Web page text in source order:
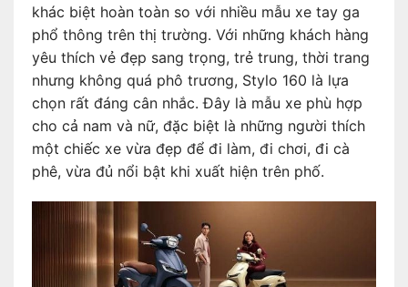
khác biệt hoàn toàn so với nhiều mẫu xe tay ga
phổ thông trên thị trường. Với những khách hàng
yêu thích vẻ đẹp sang trọng, trẻ trung, thời trang
nhưng không quá phô trương, Stylo 160 là lựa
chọn rất đáng cân nhắc. Đây là mẫu xe phù hợp
cho cả nam và nữ, đặc biệt là những người thích
một chiếc xe vừa đẹp để đi làm, đi chơi, đi cà
phê, vừa đủ nổi bật khi xuất hiện trên phố.